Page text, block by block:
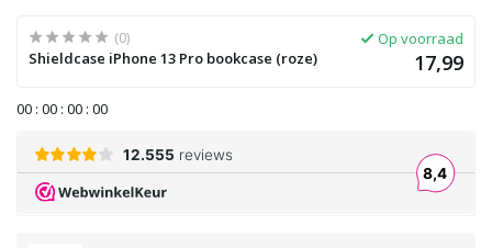
(0)
Shieldcase iPhone 13 Pro bookcase (roze)
Op voorraad
17,99
00 : 00 : 00 : 00